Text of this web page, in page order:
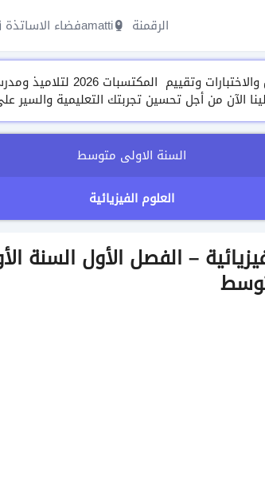
الرقمنة amatti فضاء الاساتذة
مجموعة متنوعة من الدروس،
الآن من أجل تحسين تجربتك التعليمية والسير
السنة الاولى متوسط
العلوم الفيزيائية
الفيزيائية – الفصل الأول السنة